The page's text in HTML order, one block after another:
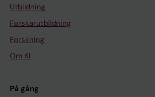
Utbildning
Forskarutbildning
Forskning
Om KI
På gång